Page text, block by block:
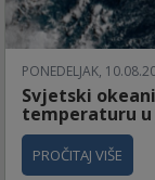
PONEDELJAK,
Svjetski
temperaturu
PROČITAJ VIŠE